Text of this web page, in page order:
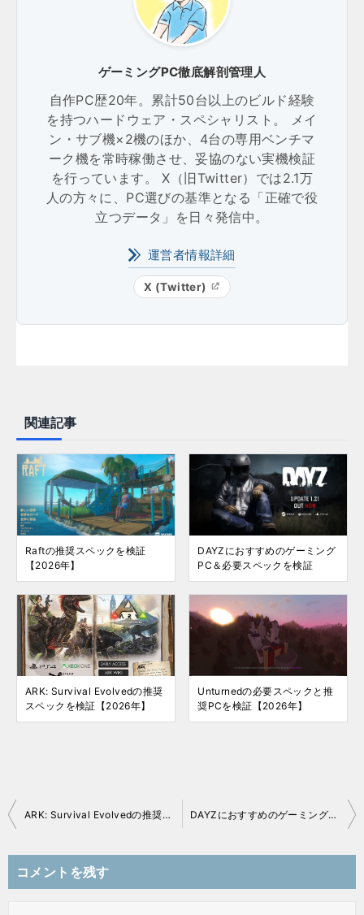
ゲーミングPC徹底解剖管理人
自作PC歴20年。累計50台以上のビルド経験
を持つハードウェア・スペシャリスト。 メイ
ン・サブ機×2機のほか、4台の専用ベンチマ
ーク機を常時稼働させ、妥協のない実機検証
を行っています。 X（旧Twitter）では2.1万
人の方々に、PC選びの基準となる「正確で役
立つデータ」を日々発信中。
運営者情報詳細
X (Twitter)
関連記事
Raftの推奨スペックを検証
【2026年】
DAYZにおすすめのゲーミング
PC＆必要スペックを検証
ARK: Survival Evolvedの推奨
スペックを検証【2026年】
Unturnedの必要スペックと推
奨PCを検証【2026年】
稿
ナ
ビ
ARK: Survival Evolvedの推奨スペックを検証【2026年】 DAYZにおすすめのゲーミングPC＆必要スペックを検証
コメントを残す